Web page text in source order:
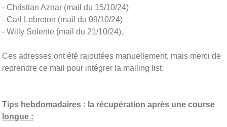
- Christian Aznar (mail du 15/10/24)
- Carl Lebreton (mail du 09/10/24)
- Willy Solente (mail du 21/10/24).
Ces adresses ont été rajoutées manuellement, mais merci de
reprendre ce mail pour intégrer la mailing list.
Tips hebdomadaires : la récupération après une course
longue :